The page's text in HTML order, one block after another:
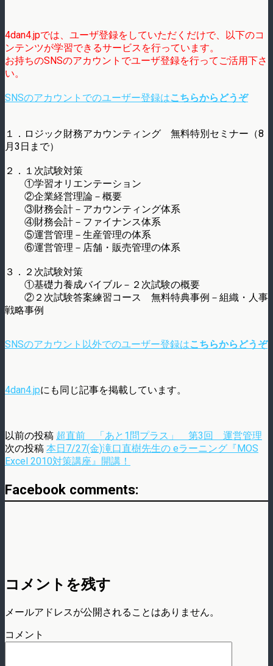
4dan4.jpでは、ユーザ登録をしていただくだけで、以下のコ
ンテンツが学習できるサービスを行っています。
お持ちのSNSのアカウントでユーザ登録を行ってご活用下さ
い。
SNSのアカウントでのユーザー登録はこちらからどうぞ
１．ロジック財務アカウンティング 無料特別セミナー（8
月3日まで）
２．１次試験対策
①学習オリエンテーション
②企業経営理論－概要
③財務会計－アカウンティング体系
④財務会計－ファイナンス体系
⑤運営管理－生産管理の体系
⑥運営管理－店舗・販売管理の体系
３．２次試験対策
①基礎力養成バイブル－２次試験の概要
②２次試験答案練習コース 無料特典事例－組織・人事
戦略事例
SNSのアカウント以外でのユーザー登録はこちらからどうぞ
4dan4.jpにも同じ記事を掲載しています。
以前の投稿 超直前 「あと1問プラス」 第3回 運営管理
次の投稿 本日7/27(金)滝口直樹先生の eラーニング『MOS
Excel 2010対策講座』開講！
Facebook comments:
コメントを残す
メールアドレスが公開されることはありません。
コメント